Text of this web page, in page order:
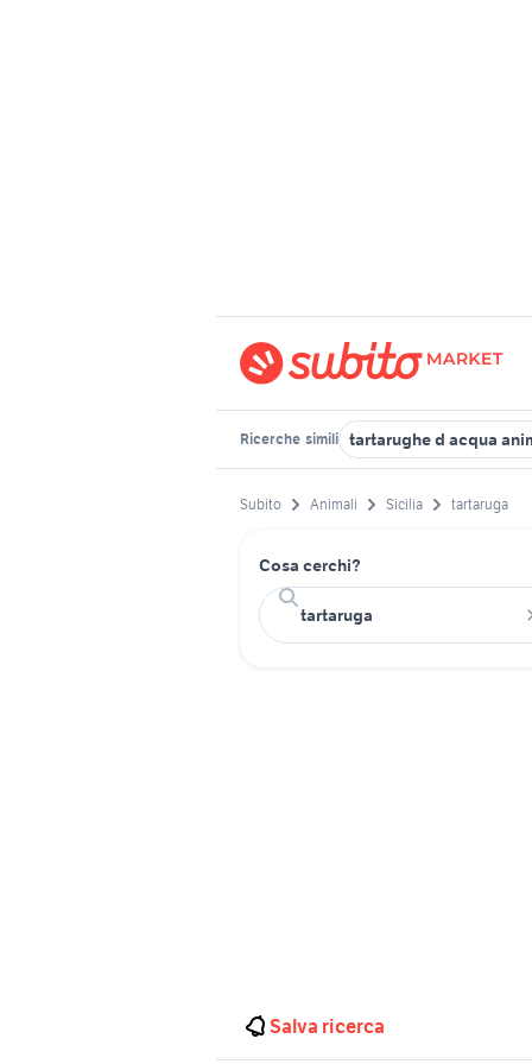
Ricerche simili tartarughe d acqua
Subito Animali Sicilia tartaruga
Cosa cerchi?
Salva ricerca